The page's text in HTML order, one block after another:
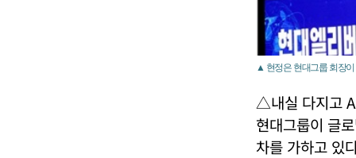
▲ 현정은 현대그룹 회장이
△내실 다지고
현대그룹이 글
차를 가하고 있